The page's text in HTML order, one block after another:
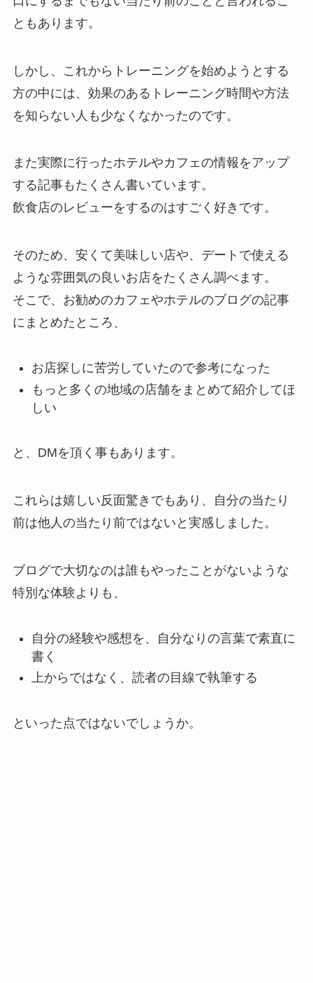
ともあります。
しかし、これからトレーニングを始めようとする
方の中には、効果のあるトレーニング時間や方法
を知らない人も少なくなかったのです。
また実際に行ったホテルやカフェの情報をアップ
する記事もたくさん書いています。
飲食店のレビューをするのはすごく好きです。
そのため、安くて美味しい店や、デートで使える
ような雰囲気の良いお店をたくさん調べます。
そこで、お勧めのカフェやホテルのブログの記事
にまとめたところ、
お店探しに苦労していたので参考になった
もっと多くの地域の店舗をまとめて紹介してほ
しい
と、DMを頂く事もあります。
これらは嬉しい反面驚きでもあり、自分の当たり
前は他人の当たり前ではないと実感しました。
ブログで大切なのは誰もやったことがないような
特別な体験よりも、
自分の経験や感想を、自分なりの言葉で素直に
書く
上からではなく、読者の目線で執筆する
といった点ではないでしょうか。